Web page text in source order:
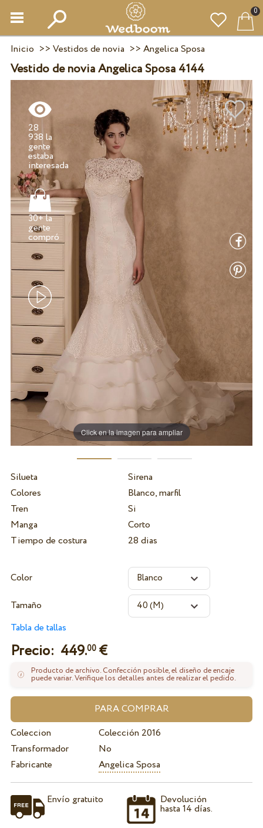
0
Inicio >> Vestidos de novia >> Angelica Sposa
Vestido de novia Angelica Sposa 4144
Click en la imagen para ampliar
28
938 la
gente
estaba
30+ la
gente
compró
Silueta
Sirena
Colores
Blanco, marfil
Tren
Si
Manga
Corto
Tiempo de costura
28 dias
Color
Tamaño
Tabla de tallas
Precio: 449.00€
Producto de archivo. Confección posible, el diseño de encaje
puede variar. Verifique los detalles antes de realizar el pedido.
Coleccion
Colección 2016
Transformador
No
Fabricante
Angelica Sposa
Envío gratuito Devolución
hasta 14 días.